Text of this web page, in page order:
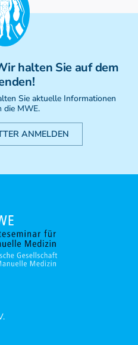
halten Sie auf dem
Sie aktuelle Informationen
die MWE.
ANMELDEN